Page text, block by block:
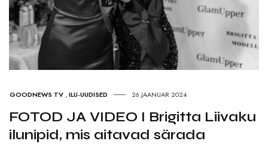
GOODNEWS TV ,ILU-UUDISED 26.JAANUAR 2024
FOTOD JA VIDEO I Brigitta Liivaku
ilunipid, mis aitavad särada